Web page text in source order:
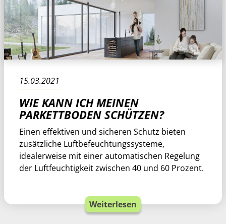
15.03.2021
WIE KANN ICH MEINEN
PARKETTBODEN SCHÜTZEN?
Einen effektiven und sicheren Schutz bieten
zusätzliche Luftbefeuchtungssysteme,
idealerweise mit einer automatischen Regelung
der Luftfeuchtigkeit zwischen 40 und 60 Prozent.
Weiterlesen